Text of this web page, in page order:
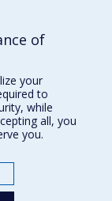
of
your
to
while
all, you
you.